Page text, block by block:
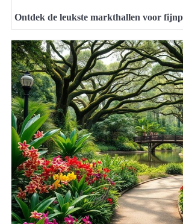
Ontdek de leukste markthallen voor